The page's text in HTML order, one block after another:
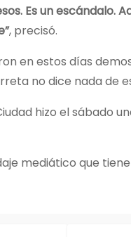
Es un escándalo.
, precisó.
en estos días
no dice nada de
hizo el sábado
mediático que